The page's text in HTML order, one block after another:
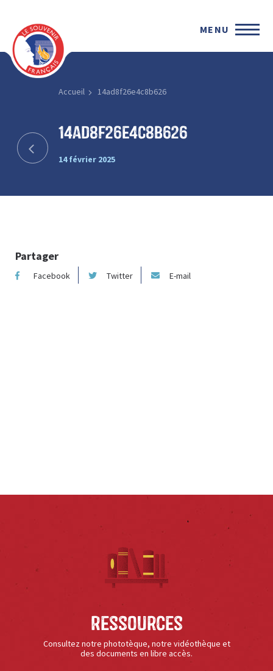
MENU
Accueil 14ad8f26e4c8b626
14ad8f26e4c8b626
14 février 2025
Partager
Facebook Twitter E-mail
Ressources
Consultez notre phototèque, notre vidéothèque et
des documents en libre accès.